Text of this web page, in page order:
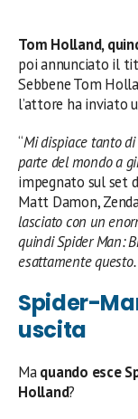
Tom Holland,
poi annunciato il
Sebbene Tom
l’attore ha inviato
“Mi dispiace tanto di
parte del mondo a
impegnato sul set
Matt Damon,
lasciato con un
quindi Spider Man:
esattamente questo.
Spider-
uscita
Maquando esce
Holland?